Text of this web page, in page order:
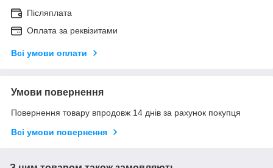
Післяплата
Оплата за реквізитами
Всі умови оплати
Умови повернення
Повернення товару впродовж 14 днів за рахунок покупця
Всі умови повернення